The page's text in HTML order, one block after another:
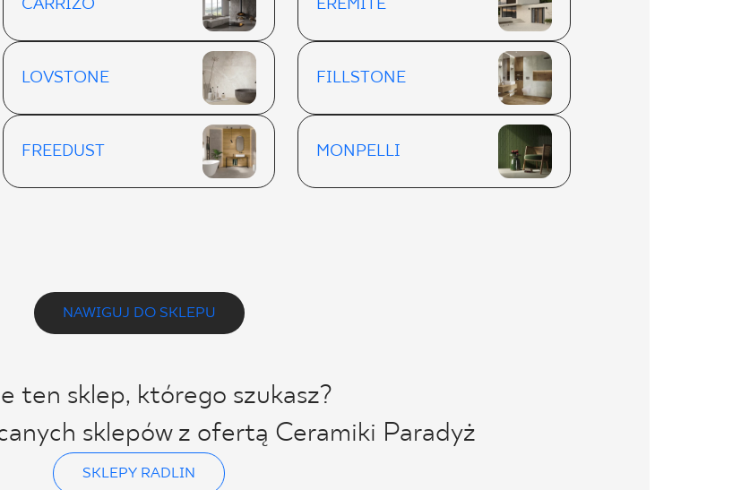
CARRIZO EREMITE
LOVSTONE FILLSTONE
FREEDUST MONPELLI
NAWIGUJ DO SKLEPU
ten sklep, którego szukasz?
sklepów z ofertą Ceramiki Paradyż
SKLEPY RADLIN